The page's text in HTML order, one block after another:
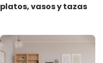
platos, vasos y tazas